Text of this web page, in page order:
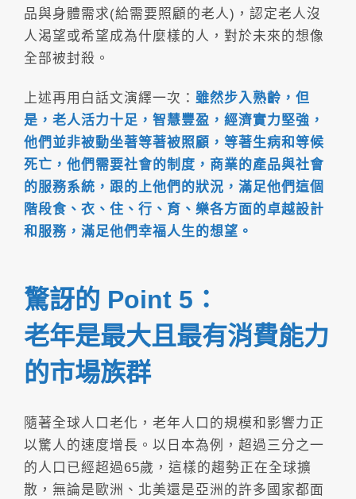
品與身體需求(給需要照顧的老人)，認定老人沒
人渴望或希望成為什麼樣的人，對於未來的想像
全部被封殺。
上述再用白話文演繹一次： 雖然步入熟齡，但
是，老人活力十足，智慧豐盈，經濟實力堅強，
他們並非被動坐著等著被照顧，等著生病和等候
死亡，他們需要社會的制度，商業的產品與社會
的服務系統，跟的上他們的狀況，滿足他們這個
階段食、衣、住、行、育、樂各方面的卓越設計
和服務，滿足他們幸福人生的想望。
驚訝的 Point 5：
老年是最大且最有消費能力
的市場族群
隨著全球人口老化，老年人口的規模和影響力正
以驚人的速度增長。以日本為例，超過三分之一
的人口已經超過65歲，這樣的趨勢正在全球擴
散，無論是歐洲、北美還是亞洲的許多國家都面